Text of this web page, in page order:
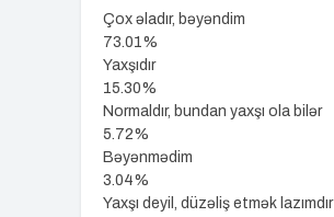
Çox əladır, bəyəndim
73.01%
Yaxşıdır
15.30%
Normaldır, bundan yaxşı ola bilər
5.72%
Bəyənmədim
3.04%
Yaxşı deyil, düzəliş etmək lazımdır